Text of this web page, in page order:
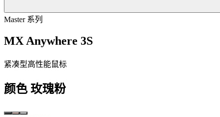
Master 系列
MX Anywhere 3S
紧凑型高性能鼠标
颜色 玫瑰粉